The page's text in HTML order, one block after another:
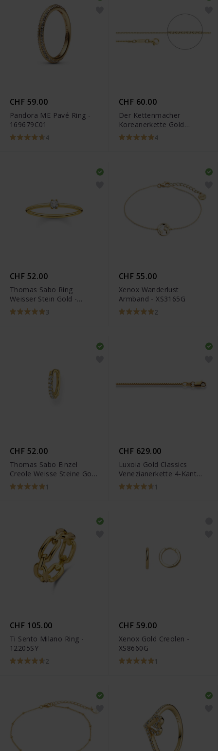
CHF 59.00
Pandora ME Pavé Ring -
169679C01
4
CHF 60.00
Der Kettenmacher
Koreanerkette Gold
Diamantiert
4
CHF 52.00
Thomas Sabo Ring
Weisser Stein Gold -
TR2312-414-14
3
CHF 55.00
Xenox Wanderlust
Armband - XS3165G
2
CHF 52.00
Thomas Sabo Einzel
Creole Weisse Steine Gold
- CR658-414-14
1
CHF 629.00
Luxoia Gold Classics
Venezianerkette 4-Kant
Diamantiert Gelbgold
750/18k
1
CHF 105.00
Ti Sento Milano Ring -
12205SY
2
CHF 59.00
Xenox Gold Creolen -
XS8660G
1